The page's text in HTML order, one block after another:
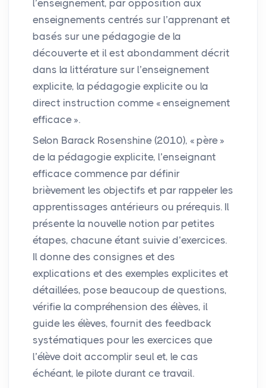
l’enseignement, par opposition aux
enseignements centrés sur l’apprenant et
basés sur une pédagogie de la
découverte et il est abondamment décrit
dans la littérature sur l’enseignement
explicite, la pédagogie explicite ou la
direct instruction comme « enseignement
efficace ».
Selon Barack Rosenshine (2010), « père »
de la pédagogie explicite, l’enseignant
efficace commence par définir
brièvement les objectifs et par rappeler les
apprentissages antérieurs ou prérequis. Il
présente la nouvelle notion par petites
étapes, chacune étant suivie d’exercices.
Il donne des consignes et des
explications et des exemples explicites et
détaillées, pose beaucoup de questions,
vérifie la compréhension des élèves, il
guide les élèves, fournit des feedback
systématiques pour les exercices que
l’élève doit accomplir seul et, le cas
échéant, le pilote durant ce travail.